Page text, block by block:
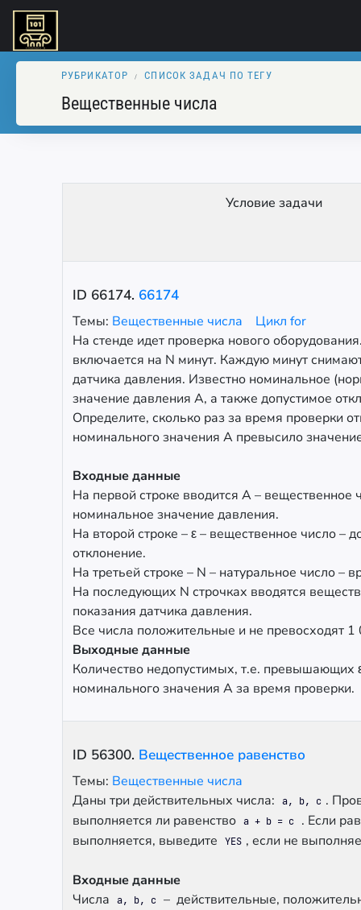
РУБРИКАТОР СПИСОК ЗАДАЧ ПО ТЕГУ
Вещественные числа
Условие задачи
ID 66174. 66174
Темы: Вещественные числа
Цикл for
На стенде идет проверка нового
включается на N минут. Каждую минут
датчика давления. Известно номинальное
значение давления A, а также допустимое
Определите, сколько раз за время проверки
номинального значения A превысило
Входные данные
На первой строке вводится A – вещественное
номинальное значение давления.
На второй строке – ε – вещественное число –
отклонение.
На третьей строке – N – натуральное число –
На последующих N строчках вводятся
показания датчика давления.
Все числа положительные и не превосходят
Выходные данные
Количество недопустимых, т.е. превышающих
номинального значения A за время проверки.
ID 56300. Вещественное равенство
Темы: Вещественные числа
Даны три действительных числа:
a, b, c .
выполняется ли равенство a + b = c
. Если
выполняется, выведите
YES , если не
Входные данные
Числа
a, b, c
– действительные,